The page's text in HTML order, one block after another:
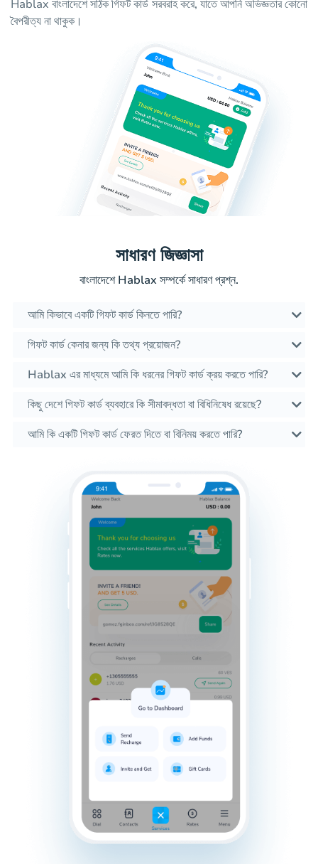
Hablax বাংলাদেশে সঠিক গিফট কার্ড সরবরাহ করে, যাতে আপনি অভিজ্ঞতার কোনো
বৈপরীত্য না থাকুক।
সাধারণ জিজ্ঞাসা
বাংলাদেশে Hablax সম্পর্কে সাধারণ প্রশ্ন.
আমি কিভাবে একটি গিফট কার্ড কিনতে পারি?
গিফট কার্ড কেনার জন্য কি তথ্য প্রয়োজন?
Hablax এর মাধ্যমে আমি কি ধরনের গিফট কার্ড ক্রয় করতে পারি?
কিছু দেশে গিফট কার্ড ব্যবহারে কি সীমাবদ্ধতা বা বিধিনিষেধ রয়েছে?
আমি কি একটি গিফট কার্ড ফেরত দিতে বা বিনিময় করতে পারি?